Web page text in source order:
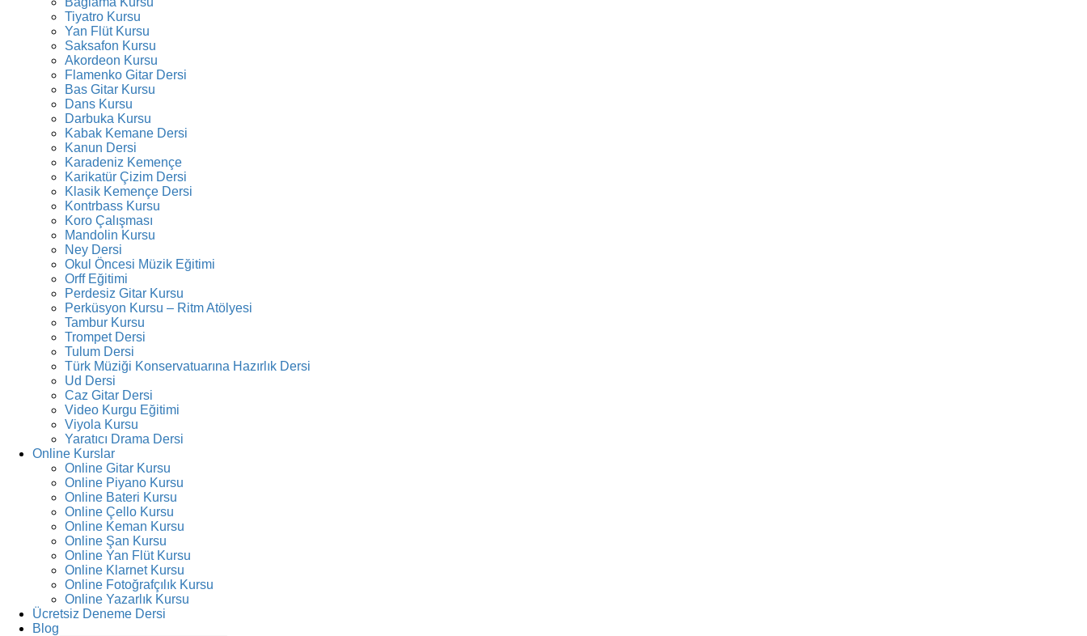
Tiyatro Kursu
Yan Flüt Kursu
Saksafon Kursu
Akordeon Kursu
Flamenko Gitar Dersi
Bas Gitar Kursu
Dans Kursu
Darbuka Kursu
Kabak Kemane Dersi
Kanun Dersi
Karadeniz Kemençe
Karikatür Çizim Dersi
Klasik Kemençe Dersi
Kontrbass Kursu
Koro Çalışması
Mandolin Kursu
Ney Dersi
Okul Öncesi Müzik Eğitimi
Orff Eğitimi
Perdesiz Gitar Kursu
Perküsyon Kursu – Ritm Atölyesi
Tambur Kursu
Trompet Dersi
Tulum Dersi
Türk Müziği Konservatuarına Hazırlık Dersi
Ud Dersi
Caz Gitar Dersi
Video Kurgu Eğitimi
Viyola Kursu
Yaratıcı Drama Dersi
Online Kurslar
Online Gitar Kursu
Online Piyano Kursu
Online Bateri Kursu
Online Çello Kursu
Online Keman Kursu
Online Şan Kursu
Online Yan Flüt Kursu
Online Klarnet Kursu
Online Fotoğrafçılık Kursu
Online Yazarlık Kursu
Ücretsiz Deneme Dersi
Blog